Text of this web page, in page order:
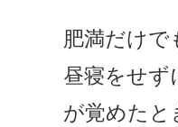
肥満だけで
昼寝をせず
が覚めたと